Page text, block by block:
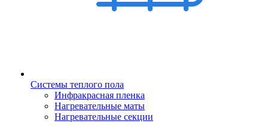
Системы теплого пола
Инфракрасная пленка
Нагревательные маты
Нагревательные секции